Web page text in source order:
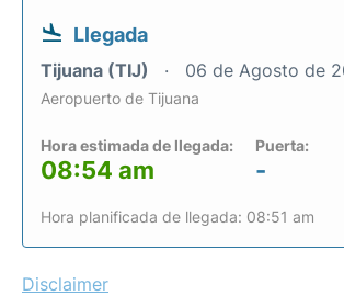
Llegada
Tijuana (TIJ) 06 de Agosto de
Aeropuerto de Tijuana
Hora estimada de llegada:
08:54 am
Puerta:
-
Hora planificada de llegada: 08:51 am
Disclaimer